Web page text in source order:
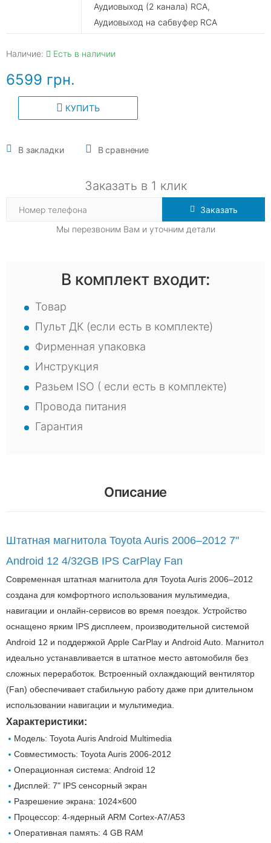
Аудиовыход (2 канала) RCA,
Аудиовыход на сабвуфер RCA
Наличие: Есть в наличии
6599 грн.
КУПИТЬ
В закладки В сравнение
Заказать в 1 клик
Заказать
Мы перезвоним Вам и уточним детали
В комплект входит:
Товар
Пульт ДК (если есть в комплекте)
Фирменная упаковка
Инструкция
Разьем ISO ( если есть в комплекте)
Провода питания
Гарантия
Описание
Штатная магнитола Toyota Auris 2006–2012 7"
Android 12 4/32GB IPS CarPlay Fan
Современная штатная магнитола для Toyota Auris 2006–2012
создана для комфортного использования мультимедиа,
навигации и онлайн-сервисов во время поездок. Устройство
оснащено ярким IPS дисплеем, производительной системой
Android 12 и поддержкой Apple CarPlay и Android Auto. Магнитол
идеально устанавливается в штатное место автомобиля без
сложных переработок. Встроенный охлаждающий вентилятор
(Fan) обеспечивает стабильную работу даже при длительном
использовании навигации и мультимедиа.
Характеристики:
Модель: Toyota Auris Android Multimedia
Совместимость: Toyota Auris 2006-2012
Операционная система: Android 12
Дисплей: 7" IPS сенсорный экран
Разрешение экрана: 1024×600
Процессор: 4-ядерный ARM Cortex-A7/A53
Оперативная память: 4 GB RAM